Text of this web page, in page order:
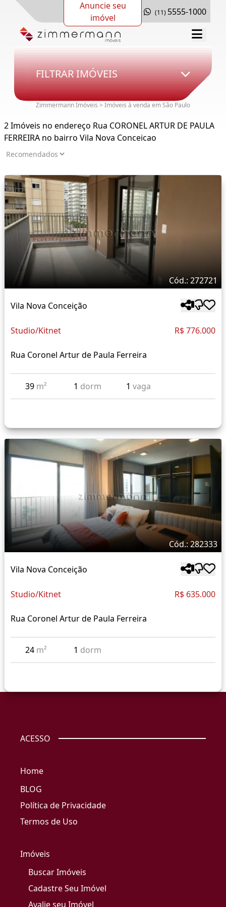
Anuncie seu
imóvel
(11) 5555-1000
FILTRAR IMÓVEIS
Zimmermann Imóveis > Imóveis à venda em São Paulo
2 Imóveis no endereço Rua CORONEL ARTUR DE PAULA
FERREIRA no bairro Vila Nova Conceicao
Cód.: 272721
Vila Nova Conceição
Studio/Kitnet R$ 776.000
Rua Coronel Artur de Paula Ferreira
39 m² 1 dorm 1vaga
Cód.: 282333
Vila Nova Conceição
Studio/Kitnet R$ 635.000
Rua Coronel Artur de Paula Ferreira
24 m² 1 dorm
ACESSO
Home
BLOG
Política de Privacidade
Termos de Uso
Imóveis
Buscar Imóveis
Cadastre Seu Imóvel
Avalie seu Imóvel